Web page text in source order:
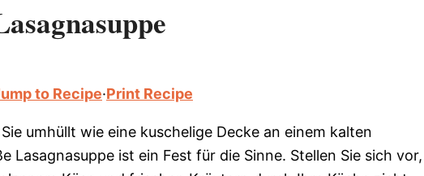
to Recipe·Print Recipe
umhüllt wie eine kuschelige Decke an einem kalten
Lasagnasuppe ist ein Fest für die Sinne. Stellen Sie sich vor,